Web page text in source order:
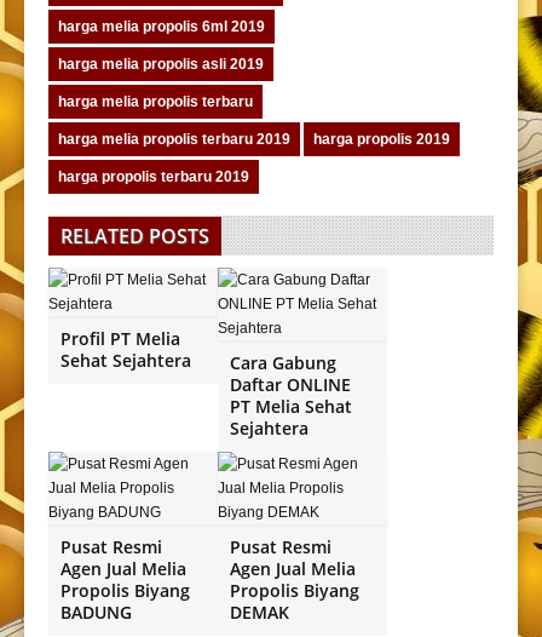
harga melia propolis 6ml 2019
harga melia propolis asli 2019
harga melia propolis terbaru
harga melia propolis terbaru 2019 harga propolis 2019
harga propolis terbaru 2019
RELATED POSTS
Profil PT Melia
Sehat Sejahtera
Cara Gabung
Daftar ONLINE
PT Melia Sehat
Sejahtera
Pusat Resmi
Agen Jual Melia
Propolis Biyang
BADUNG
Pusat Resmi
Agen Jual Melia
Propolis Biyang
DEMAK